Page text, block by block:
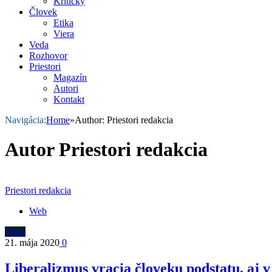
Človek
Etika
Viera
Veda
Rozhovor
Priestori
Magazín
Autori
Kontakt
Navigácia:Home»Author: Priestori redakcia
AutorPriestori redakcia
Priestori redakcia
Web
Viera
21. mája 2020 0
Liberalizmus vracia človeku podstatu, aj